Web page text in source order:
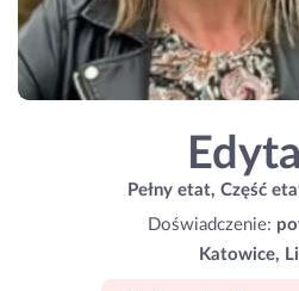
Pełny etat, Część
Doświadczenie:
Katowice,